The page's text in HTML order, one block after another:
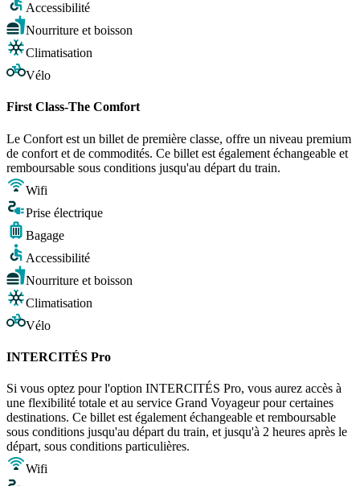
Accessibilité
Nourriture et boisson
Climatisation
Vélo
First Class-The Comfort
Le Confort est un billet de première classe, offre un niveau premium
de confort et de commodités. Ce billet est également échangeable et
remboursable sous conditions jusqu'au départ du train.
Wifi
Prise électrique
Bagage
Accessibilité
Nourriture et boisson
Climatisation
Vélo
INTERCITÉS Pro
Si vous optez pour l'option INTERCITÉS Pro, vous aurez accès à
une flexibilité totale et au service Grand Voyageur pour certaines
destinations. Ce billet est également échangeable et remboursable
sous conditions jusqu'au départ du train, et jusqu'à 2 heures après le
départ, sous conditions particulières.
Wifi